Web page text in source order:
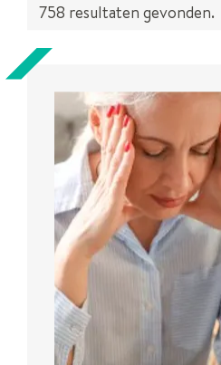
758 resultaten gevonden.